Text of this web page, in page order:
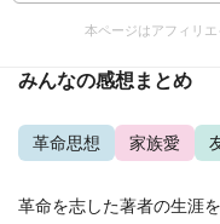
本ページはアフィリ
みんなの感想まとめ
革命思想 家族愛
革命を志した著者の生涯